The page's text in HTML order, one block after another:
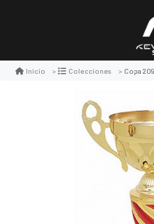
Inicio Colecciones Copa